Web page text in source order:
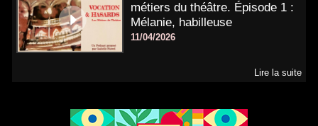
métiers du théâtre. Épisode 1 :
Mélanie, habilleuse
11/04/2026
Lire la suite